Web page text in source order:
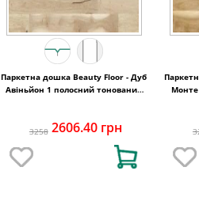
Паркетна дошка Beauty Floor - Дуб
Авіньйон 1 полосний тонований
3258 2606.40 грн
Монте